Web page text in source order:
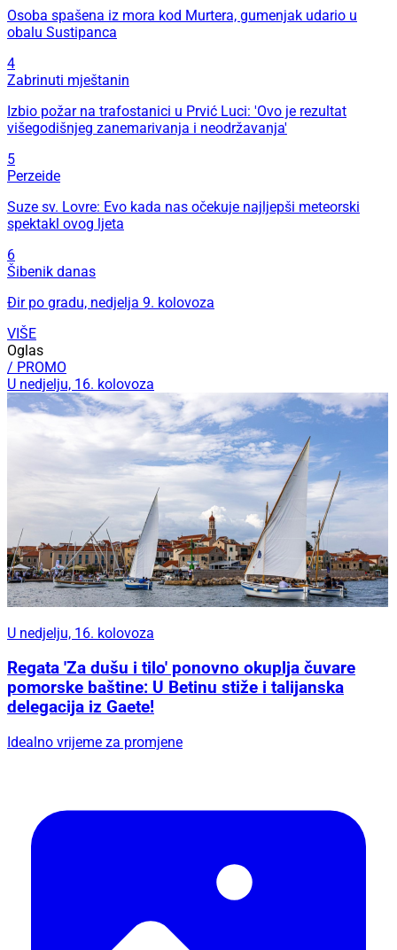
Osoba spašena iz mora kod Murtera, gumenjak udario u
obalu Sustipanca
4
Zabrinuti mještanin
Izbio požar na trafostanici u Prvić Luci: 'Ovo je rezultat
višegodišnjeg zanemarivanja i neodržavanja'
5
Perzeide
Suze sv. Lovre: Evo kada nas očekuje najljepši meteorski
spektakl ovog ljeta
6
Šibenik danas
Đir po gradu, nedjelja 9. kolovoza
VIŠE
Oglas
/ PROMO
U nedjelju, 16. kolovoza
U nedjelju, 16. kolovoza
Regata 'Za dušu i tilo' ponovno okuplja čuvare
pomorske baštine: U Betinu stiže i talijanska
delegacija iz Gaete!
Idealno vrijeme za promjene